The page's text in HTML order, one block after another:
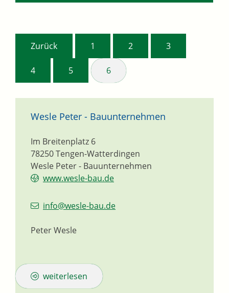
Zurück 1 2 3
4 5 6
Wesle Peter - Bauunternehmen
Wesle Peter - Bauunternehmen
Im Breitenplatz 6
78250Tengen-Watterdingen
www.wesle-bau.de
info@wesle-bau.de
Peter Wesle
weiterlesen